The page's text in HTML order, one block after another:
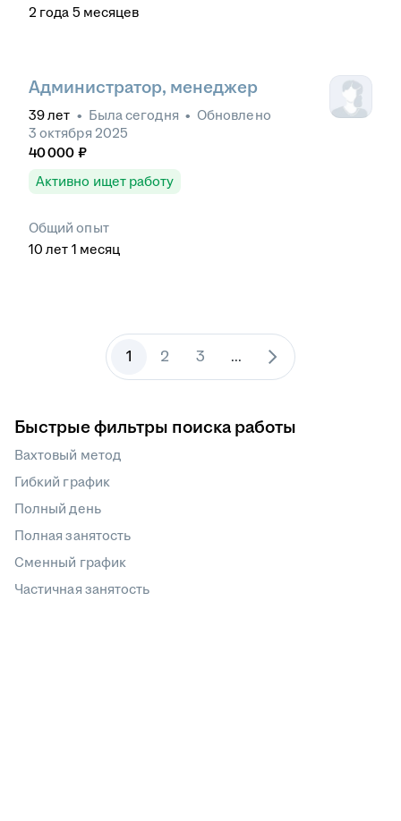
2 года 5 месяцев
Администратор, менеджер
39лет • Быласегодня • Обновлено
3 октября 2025
40 000 ₽
Активно ищет работу
Общий опыт
10 лет 1 месяц
1 2 3 ...
Быстрые фильтры поиска работы
Вахтовый метод
Гибкий график
Полный день
Полная занятость
Сменный график
Частичная занятость